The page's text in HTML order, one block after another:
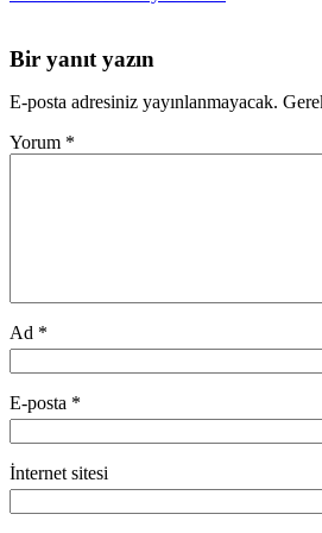
Bir yanıt yazın
E-posta adresiniz yayınlanmayacak.
Yorum *
Ad *
E-posta *
İnternet sitesi